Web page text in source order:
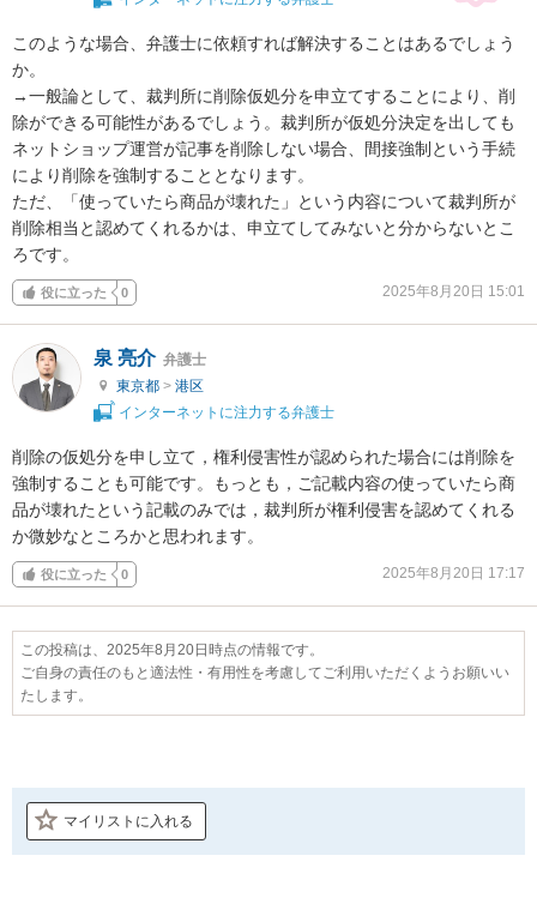
このような場合、弁護士に依頼すれば解決することはあるでしょう
か。
→一般論として、裁判所に削除仮処分を申立てすることにより、削
除ができる可能性があるでしょう。裁判所が仮処分決定を出しても
ネットショップ運営が記事を削除しない場合、間接強制という手続
により削除を強制することとなります。
ただ、「使っていたら商品が壊れた」という内容について裁判所が
削除相当と認めてくれるかは、申立てしてみないと分からないとこ
ろです。
役に立った 0 2025年8月20日 15:01
泉 亮介 弁護士
東京都 > 港区
インターネットに注力する弁護士
削除の仮処分を申し立て，権利侵害性が認められた場合には削除を
強制することも可能です。もっとも，ご記載内容の使っていたら商
品が壊れたという記載のみでは，裁判所が権利侵害を認めてくれる
か微妙なところかと思われます。
役に立った 0 2025年8月20日 17:17
この投稿は、2025年8月20日時点の情報です。
ご自身の責任のもと適法性・有用性を考慮してご利用いただくようお願いい
たします。
マイリストに入れる